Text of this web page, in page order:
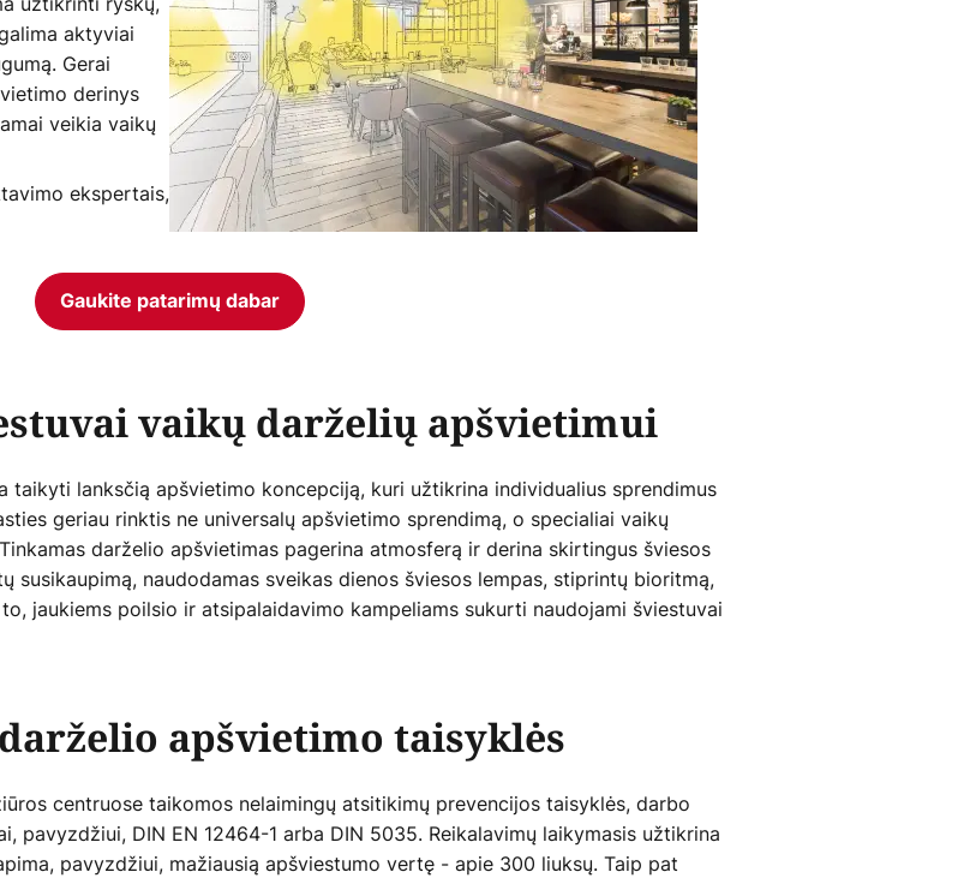
aktyviai
Gerai
derinys
veikia vaikų
ekspertais,
Gaukite patarimų dabar
vaikų darželių apšvietimui
taikyti lanksčią apšvietimo koncepciją, kuri užtikrina individualius sprendimus
geriau rinktis ne universalų apšvietimo sprendimą, o specialiai vaikų
darželio apšvietimas pagerina atmosferą ir derina skirtingus šviesos
susikaupimą, naudodamas sveikas dienos šviesos lempas, stiprintų bioritmą,
jaukiems poilsio ir atsipalaidavimo kampeliams sukurti naudojami šviestuvai
apšvietimo taisyklės
centruose taikomos nelaimingų atsitikimų prevencijos taisyklės, darbo
pavyzdžiui, DIN EN 12464-1 arba DIN 5035. Reikalavimų laikymasis užtikrina
pavyzdžiui, mažiausią apšviestumo vertę - apie 300 liuksų. Taip pat